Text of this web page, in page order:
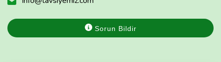
Sorun Bildir